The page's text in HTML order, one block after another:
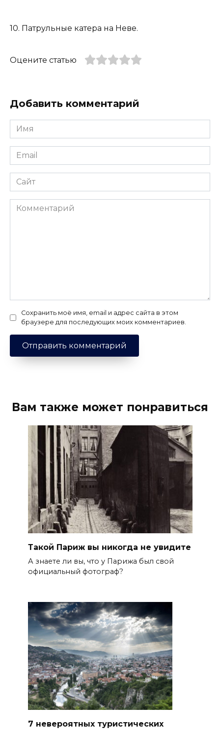
10. Патрульные катера на Неве.
Оцените статью
Добавить комментарий
Имя
*
Email
*
Сайт
Комментарий
Сохранить моё имя, email и адрес сайта в этом
браузере для последующих моих комментариев.
Вам также может понравиться
Такой Париж вы никогда не увидите
А знаете ли вы, что у Парижа был свой
официальный фотограф?
7 невероятных туристических